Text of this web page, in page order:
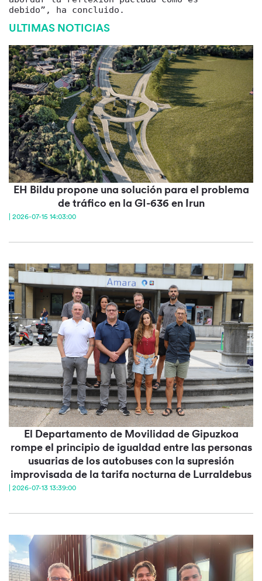
debido”, ha concluido.
ULTIMAS NOTICIAS
EH Bildu propone una solución para el problema
de tráfico en la GI-636 en Irun
| 2026-07-15 14:03:00
El Departamento de Movilidad de Gipuzkoa
rompe el principio de igualdad entre las personas
usuarias de los autobuses con la supresión
improvisada de la tarifa nocturna de Lurraldebus
| 2026-07-13 13:39:00